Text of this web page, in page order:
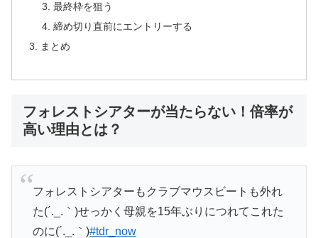
最終枠を狙う
締め切り直前にエントリーする
まとめ
フォレストシアターが当たらない！倍率が
高い理由とは？
フォレストシアターもクラブマウスビートも外れ
た(´._.｀)せっかく母親を15年ぶりにつれてこれた
のに(´._.｀)#tdr_now